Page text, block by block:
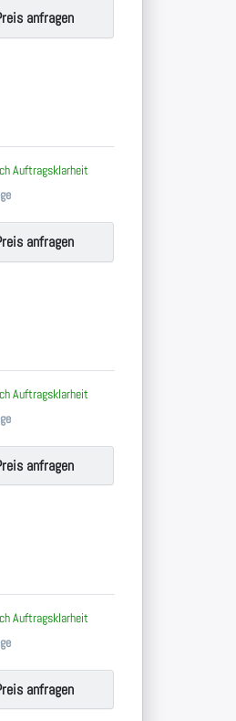
anfragen
Auftragsklarheit
anfragen
Auftragsklarheit
anfragen
Auftragsklarheit
anfragen